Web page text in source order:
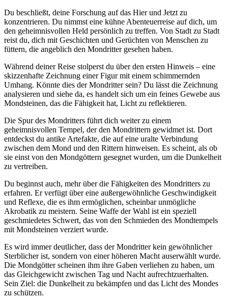
Du beschließt, deine Forschung auf das Hier und Jetzt zu
konzentrieren. Du nimmst eine kühne Abenteuerreise auf dich, um
den geheimnisvollen Held persönlich zu treffen. Von Stadt zu Stadt
reist du, dich mit Geschichten und Gerüchten von Menschen zu
füttern, die angeblich den Mondritter gesehen haben.
Während deiner Reise stolperst du über den ersten Hinweis – eine
skizzenhafte Zeichnung einer Figur mit einem schimmernden
Umhang. Könnte dies der Mondritter sein? Du lässt die Zeichnung
analysieren und siehe da, es handelt sich um ein feines Gewebe aus
Mondsteinen, das die Fähigkeit hat, Licht zu reflektieren.
Die Spur des Mondritters führt dich weiter zu einem
geheimnisvollen Tempel, der den Mondrittern gewidmet ist. Dort
entdeckst du antike Artefakte, die auf eine uralte Verbindung
zwischen dem Mond und den Rittern hinweisen. Es scheint, als ob
sie einst von den Mondgöttern gesegnet wurden, um die Dunkelheit
zu vertreiben.
Du beginnst auch, mehr über die Fähigkeiten des Mondritters zu
erfahren. Er verfügt über eine außergewöhnliche Geschwindigkeit
und Reflexe, die es ihm ermöglichen, scheinbar unmögliche
Akrobatik zu meistern. Seine Waffe der Wahl ist ein speziell
geschmiedetes Schwert, das von den Schmieden des Mondtempels
mit Mondsteinen verziert wurde.
Es wird immer deutlicher, dass der Mondritter kein gewöhnlicher
Sterblicher ist, sondern von einer höheren Macht auserwählt wurde.
Die Mondgötter scheinen ihm ihre Gaben verliehen zu haben, um
das Gleichgewicht zwischen Tag und Nacht aufrechtzuerhalten.
Sein Ziel: die Dunkelheit zu bekämpfen und das Licht des Mondes
zu schützen.